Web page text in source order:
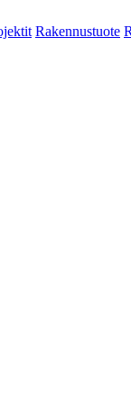
Rakennustuote